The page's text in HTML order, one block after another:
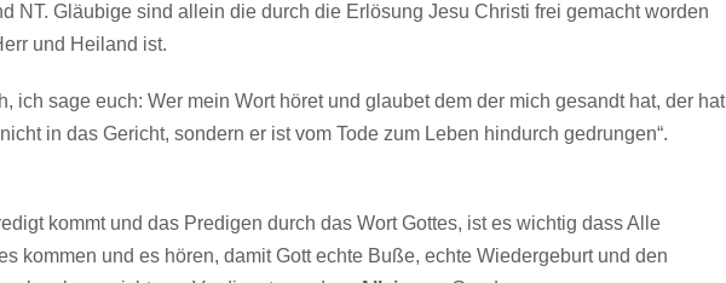
NT. Gläubige sind allein die durch die Erlösung Jesu Christi frei gemacht worden
und Heiland ist.
ich sage euch: Wer mein Wort höret und glaubet dem der mich gesandt hat, der hat
in das Gericht, sondern er ist vom Tode zum Leben hindurch gedrungen“.
kommt und das Predigen durch das Wort Gottes, ist es wichtig dass Alle
kommen und es hören, damit Gott echte Buße, echte Wiedergeburt und den